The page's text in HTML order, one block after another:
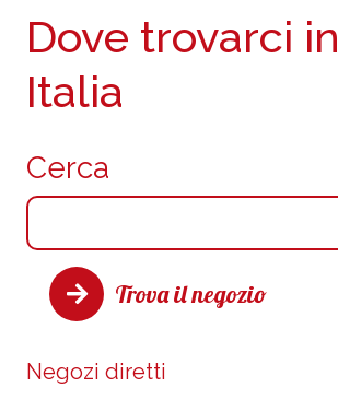
Cerca
Trova il negozio
Dove trovarci in
Italia
Negozi diretti